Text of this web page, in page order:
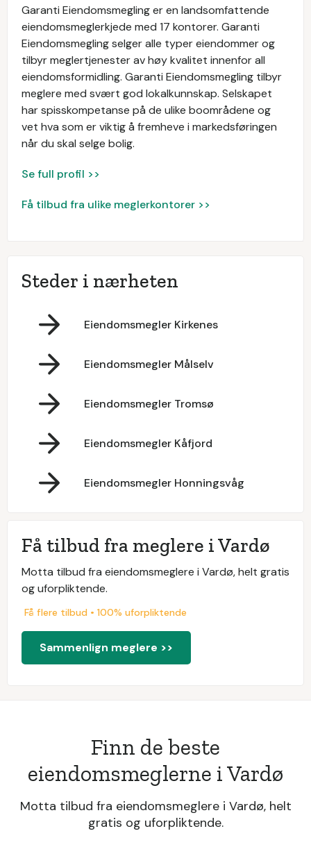
Garanti Eiendomsmegling er en landsomfattende
eiendomsmeglerkjede med 17 kontorer. Garanti
Eiendomsmegling selger alle typer eiendommer og
tilbyr meglertjenester av høy kvalitet innenfor all
eiendomsformidling. Garanti Eiendomsmegling tilbyr
meglere med svært god lokalkunnskap. Selskapet
har spisskompetanse på de ulike boområdene og
vet hva som er viktig å fremheve i markedsføringen
når du skal selge bolig.
Se full profil >>
Få tilbud fra ulike meglerkontorer >>
Steder i nærheten
Eiendomsmegler Kirkenes
Eiendomsmegler Målselv
Eiendomsmegler Tromsø
Eiendomsmegler Kåfjord
Eiendomsmegler Honningsvåg
Få tilbud fra meglere i Vardø
Motta tilbud fra eiendomsmeglere i Vardø, helt gratis
og uforpliktende.
Få flere tilbud • 100% uforpliktende
Sammenlign meglere >>
Finn de beste
eiendomsmeglerne i Vardø
Motta tilbud fra eiendomsmeglere i Vardø, helt
gratis og uforpliktende.